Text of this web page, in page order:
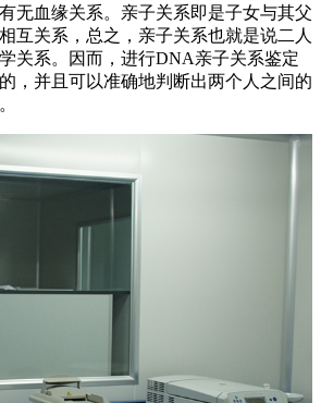
无血缘关系。亲子关系即是子女与其父
互关系，总之，亲子关系也就是说二人
关系。因而，进行DNA亲子关系鉴定
，并且可以准确地判断出两个人之间的